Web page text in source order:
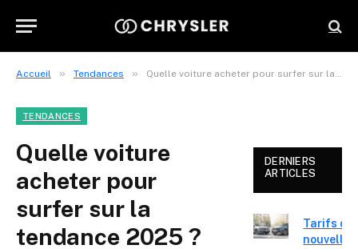
Accueil » Tendances » Quelle voiture acheter pour surfer sur la tendance 2025 ?
TENDANCES
Quelle voiture
acheter pour
surfer sur la
tendance 2025 ?
DERNIERS
ARTICLES
Tarifs
nouvelles